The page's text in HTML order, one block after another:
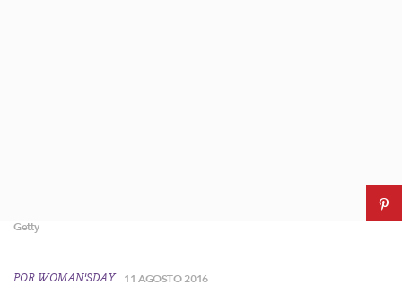
Getty
POR WOMAN'SDAY 11 AGOSTO 2016